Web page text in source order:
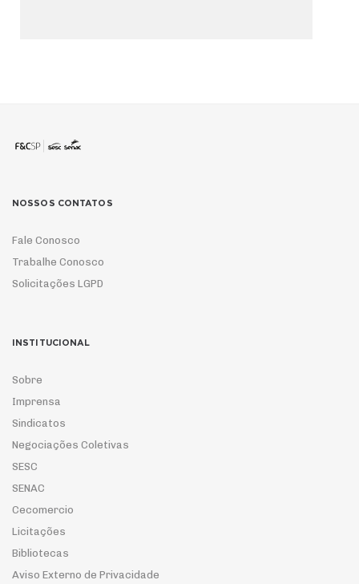
NOSSOS CONTATOS
Fale Conosco
Trabalhe Conosco
Solicitações LGPD
INSTITUCIONAL
Sobre
Imprensa
Sindicatos
Negociações Coletivas
SESC
SENAC
Cecomercio
Licitações
Bibliotecas
Aviso Externo de Privacidade